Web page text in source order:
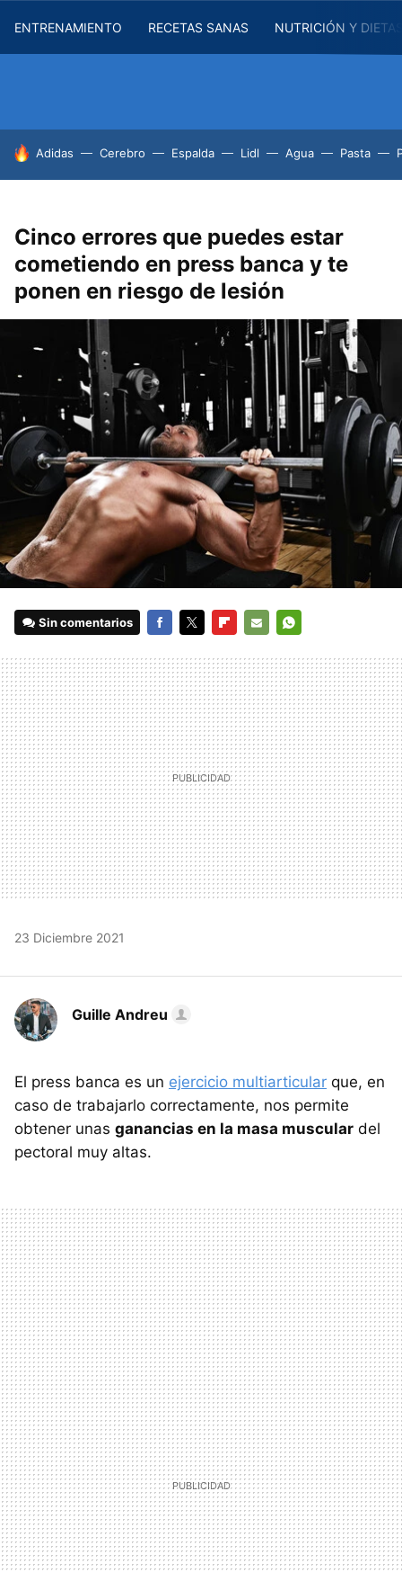
ENTRENAMIENTO RECETAS SANAS NUTRICIÓN Y
HOY SE HABLA DE
Adidas Cerebro Espalda Lidl Agua Pasta
Cinco errores que puedes estar
cometiendo en press banca y te
ponen en riesgo de lesión
Sin comentarios
MAIL
23 Diciembre 2021
Guille Andreu
El press banca es un ejercicio multiarticular que, en
caso de trabajarlo correctamente, nos permite
obtener unas ganancias en la masa muscular del
pectoral muy altas.